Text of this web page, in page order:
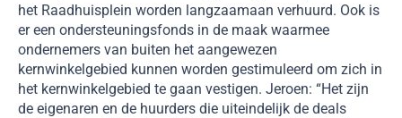
het Raadhuisplein worden langzaamaan verhuurd. Ook is
er een ondersteuningsfonds in de maak waarmee
ondernemers van buiten het aangewezen
kernwinkelgebied kunnen worden gestimuleerd om zich in
het kernwinkelgebied te gaan vestigen. Jeroen: “Het zijn
de eigenaren en de huurders die uiteindelijk de deals